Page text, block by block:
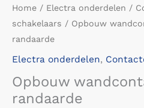
Home / Electra onderdelen /
schakelaars / Opbouw
randaarde
Electra onderdelen,
Opbouw
randaarde